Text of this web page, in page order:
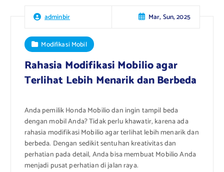
adminbir Mar, Sun, 2025
Modifikasi Mobil
Rahasia Modifikasi Mobilio agar
Terlihat Lebih Menarik dan Berbeda
Anda pemilik Honda Mobilio dan ingin tampil beda
dengan mobil Anda? Tidak perlu khawatir, karena ada
rahasia modifikasi Mobilio agar terlihat lebih menarik dan
berbeda. Dengan sedikit sentuhan kreativitas dan
perhatian pada detail, Anda bisa membuat Mobilio Anda
menjadi pusat perhatian di jalan raya.